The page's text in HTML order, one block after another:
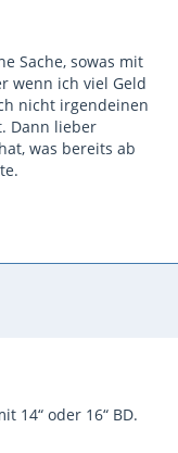
Sache, sowas mit
wenn ich viel Geld
nicht irgendeinen
Dann lieber
was bereits ab
14“ oder 16“ BD.